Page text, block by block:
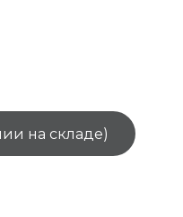
на складе)